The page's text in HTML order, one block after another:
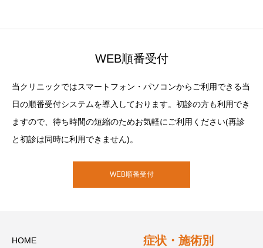
WEB順番受付
当クリニックではスマートフォン・パソコンからご利用できる当
日の順番受付システムを導入しております。初診の方も利用でき
ますので、待ち時間の短縮のためお気軽にご利用ください(再診
と初診は同時に利用できません)。
WEB順番受付
HOME
症状・施術別